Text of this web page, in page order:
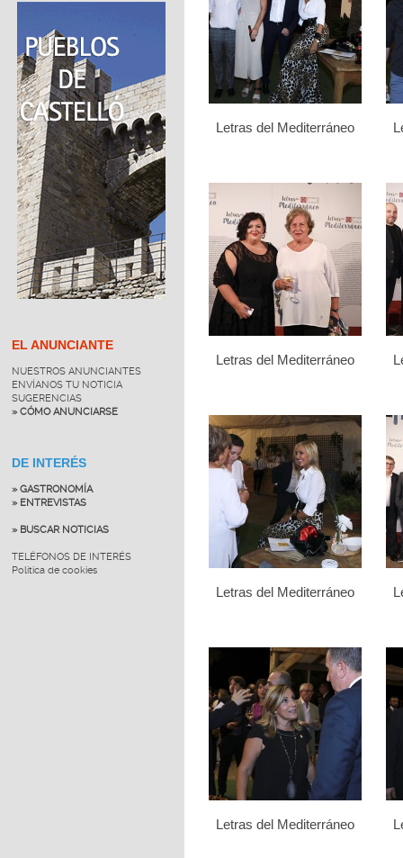
EL ANUNCIANTE
NUESTROS ANUNCIANTES
ENVÍANOS TU NOTICIA
SUGERENCIAS
» CÓMO ANUNCIARSE
DE INTERÉS
» GASTRONOMÍA
» ENTREVISTAS
» BUSCAR NOTICIAS
TELÉFONOS DE INTERÉS
Política de cookies
Letras del Mediterráneo
Letras del Mediterráneo
Letras del Mediterráneo
Letras del Mediterráneo